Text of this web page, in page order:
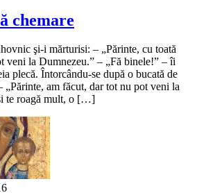
chemare
şi-i mărturisi: – „Părinte, cu toată
veni la Dumnezeu.” – „Fă binele!” – îi
plecă. Întorcându-se după o bucată de
„Părinte, am făcut, dar tot nu pot veni la
te roagă mult, o […]